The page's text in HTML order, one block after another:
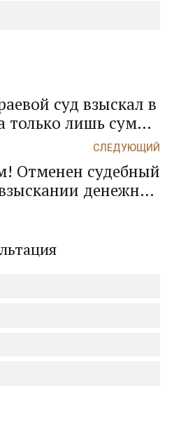
суд взыскал в
только лишь сумму
страхового
со страховой
СЛЕДУЮЩИЙ
Отменен судебный
денежных
закрыто!